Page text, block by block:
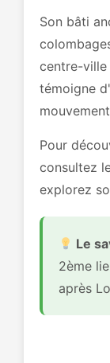
Son bâti
centre-
témoigne
Pour
consultez
explorez
Le
2ème
après